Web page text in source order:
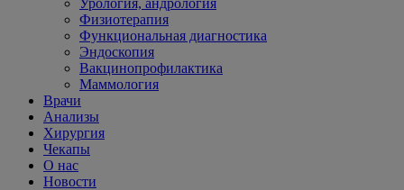
Урология, андрология
Физиотерапия
Функциональная диагностика
Эндоскопия
Вакцинопрофилактика
Маммология
Врачи
Анализы
Хирургия
Чекапы
О нас
Новости